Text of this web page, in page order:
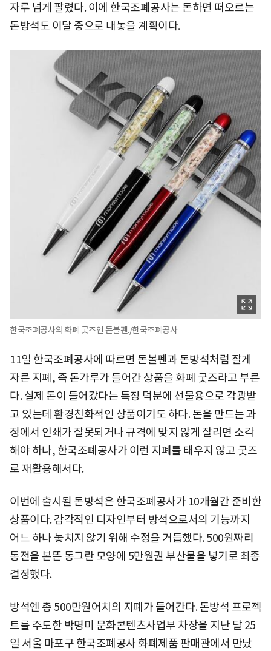
자루 넘게 팔렸다. 이에 한국조폐공사는 돈하면 떠오르는
돈방석도 이달 중으로 내놓을 계획이다.
한국조폐공사의 화폐 굿즈인 돈볼펜./한국조폐공사
11일 한국조폐공사에 따르면 돈볼펜과 돈방석처럼 잘게
자른 지폐, 즉 돈가루가 들어간 상품을 화폐 굿즈라고 부른
다. 실제 돈이 들어갔다는 특징 덕분에 선물용으로 각광받
고 있는데 환경친화적인 상품이기도 하다. 돈을 만드는 과
정에서 인쇄가 잘못되거나 규격에 맞지 않게 잘리면 소각
해야 하나, 한국조폐공사가 이런 지폐를 태우지 않고 굿즈
로 재활용해서다.
이번에 출시될 돈방석은 한국조폐공사가 10개월간 준비한
상품이다. 감각적인 디자인부터 방석으로서의 기능까지
어느 하나 놓치지 않기 위해 수정을 거듭했다. 500원짜리
동전을 본뜬 동그란 모양에 5만원권 부산물을 넣기로 최종
결정했다.
방석엔 총 500만원어치의 지폐가 들어간다. 돈방석 프로젝
트를 주도한 박명미 문화콘텐츠사업부 차장을 지난 달 25
일 서울 마포구 한국조폐공사 화폐제품 판매관에서 만났